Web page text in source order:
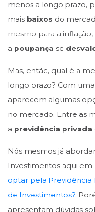
menos a longo prazo,
mais baixos do
mesmo para a
a poupança se
Mas, então, qual é a
longo prazo? Com
aparecem algumas
no mercado. Entre as
a previdência privada
Nós mesmos já
Investimentos aqui
optar pela Previdência
de Investimentos?.
apresentam dúvidas